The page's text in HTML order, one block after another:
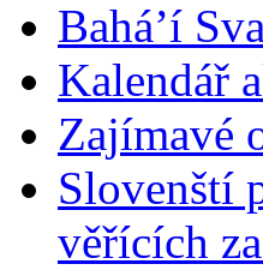
Bahá’í
Kalendář
Zajímavé
Slovenští
věřících